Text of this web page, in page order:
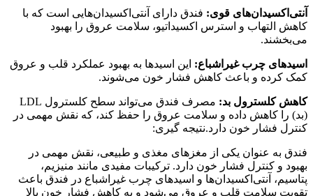
آنتی‌اکسیدان‌های قوی: فندق دارای آنتی‌اکسیدان‌هایی است که با
کاهش التهاب و استرس اکسیداتیو، سلامت عروق را بهبود
می‌بخشند.
اسیدهای چرب غیراشباع: این اسیدها به بهبود عملکرد قلب و عروق
کمک کرده و باعث کاهش فشار خون می‌شوند.
کاهش کلسترول بد:
مصرف فندق می‌تواند سطح کلسترول LDL
(بد) را کاهش داده و سلامت عروق را حفظ کند، که نقش مهمی در
کنترل فشار خون دارد.نتیجه گیری:
فندق به عنوان یکی از مغزهای مغذی و طبیعی، نقش مهمی در
بهبود و کنترل فشار خون دارد. ترکیبات مفیدی مانند منیزیم،
پتاسیم، آنتی‌اکسیدان‌ها و اسیدهای چرب غیراشباع در فندق باعث
تقویت سلامت قلب و عروق می‌شود و به کاهش فشار خون بالا